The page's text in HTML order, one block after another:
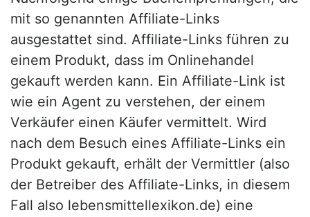
mit so genannten Affiliate-Links
ausgestattet sind. Affiliate-Links führen zu
einem Produkt, dass im Onlinehandel
gekauft werden kann. Ein Affiliate-Link ist
wie ein Agent zu verstehen, der einem
Verkäufer einen Käufer vermittelt. Wird
nach dem Besuch eines Affiliate-Links ein
Produkt gekauft, erhält der Vermittler (also
der Betreiber des Affiliate-Links, in diesem
Fall also lebensmittellexikon.de) eine